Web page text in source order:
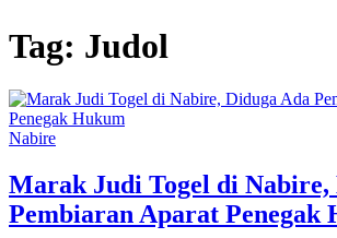
Tag: Judol
Nabire
Marak Judi Togel di Nabire,
Pembiaran Aparat Penegak